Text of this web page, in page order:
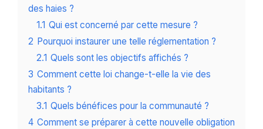
des haies ?
1.1 Qui est concerné par cette mesure ?
2 Pourquoi instaurer une telle réglementation ?
2.1 Quels sont les objectifs affichés ?
3 Comment cette loi change-t-elle la vie des
habitants ?
3.1 Quels bénéfices pour la communauté ?
4 Comment se préparer à cette nouvelle obligation